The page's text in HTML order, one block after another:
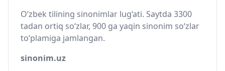
O‘zbek tilining sinonimlar lug‘ati. Saytda 3300
tadan ortiq so‘zlar, 900 ga yaqin sinonim so‘zlar
to‘plamiga jamlangan.
sinonim.uz